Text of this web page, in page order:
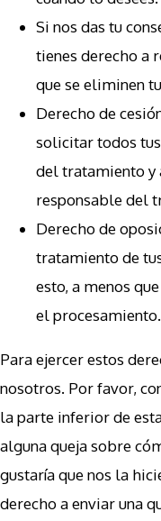
Si nos das tu
tienes derecho a
que se eliminen
Derecho de
solicitar todos
del tratamiento y
responsable del
Derecho de
tratamiento de
esto, a menos
el procesamiento.
Para ejercer estos
nosotros. Por favor,
la parte inferior de
alguna queja sobre
gustaría que nos la
derecho a enviar una